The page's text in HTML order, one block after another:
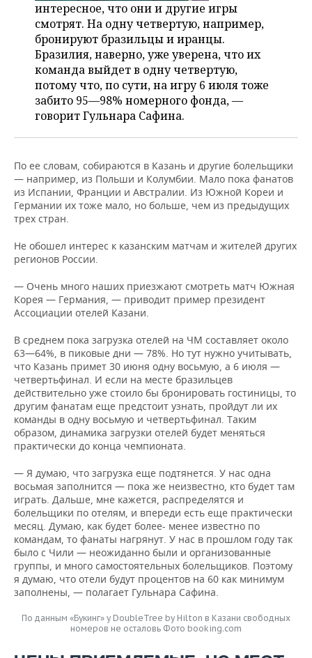
интересное, что они и другие игры
смотрят. На одну четвертую, например,
бронируют бразильцы и иранцы.
Бразилия, наверно, уже уверена, что их
команда выйдет в одну четвертую,
потому что, по сути, на игру 6 июля тоже
забито 95—98% номерного фонда, —
говорит Гульнара Сафина.
По ее словам, собираются в Казань и другие болельщики
— например, из Польши и Колумбии. Мало пока фанатов
из Испании, Франции и Австралии. Из Южной Кореи и
Германии их тоже мало, но больше, чем из предыдущих
трех стран.
Не обошел интерес к казанским матчам и жителей других
регионов России.
— Очень много наших приезжают смотреть матч Южная
Корея — Германия, — приводит пример президент
Ассоциации отелей Казани.
В среднем пока загрузка отелей на ЧМ составляет около
63—64%, в пиковые дни — 78%. Но тут нужно учитывать,
что Казань примет 30 июня одну восьмую, а 6 июля —
четвертьфинал. И если на месте бразильцев
действительно уже стоило бы бронировать гостиницы, то
другим фанатам еще предстоит узнать, пройдут ли их
команды в одну восьмую и четвертьфинал. Таким
образом, динамика загрузки отелей будет меняться
практически до конца чемпионата.
— Я думаю, что загрузка еще подтянется. У нас одна
восьмая заполнится — пока же неизвестно, кто будет там
играть. Дальше, мне кажется, распределятся и
болельщики по отелям, и впереди есть еще практически
месяц. Думаю, как будет более- менее известно по
командам, то фанаты нагрянут. У нас в прошлом году так
было с Чили — неожиданно были и организованные
группы, и много самостоятельных болельщиков. Поэтому
я думаю, что отели будут процентов на 60 как минимум
заполнены, — полагает Гульнара Сафина.
По данным «Букинг» у DoubleTree by Hilton в Казани свободных
номеров не осталовь Фото booking.com